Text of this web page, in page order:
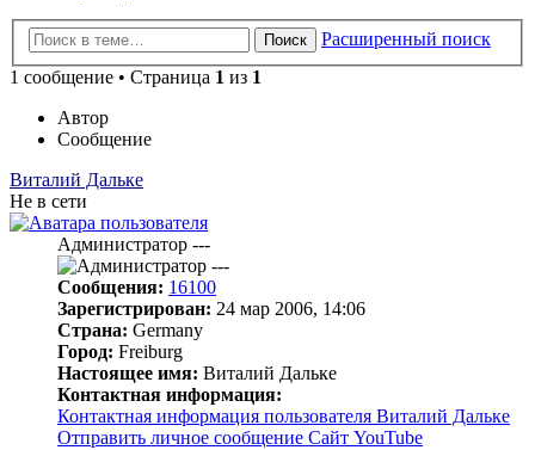
Поиск
Расширенный поиск
1 сообщение • Страница 1 из 1
Автор
Сообщение
Виталий Дальке
Не в сети
Администратор ---
Сообщения: 16100
Зарегистрирован: 24 мар 2006, 14:06
Страна: Germany
Город: Freiburg
Настоящее имя: Виталий Дальке
Контактная информация:
Контактная информация пользователя Виталий Дальке
Отправить личное сообщение Сайт YouTube